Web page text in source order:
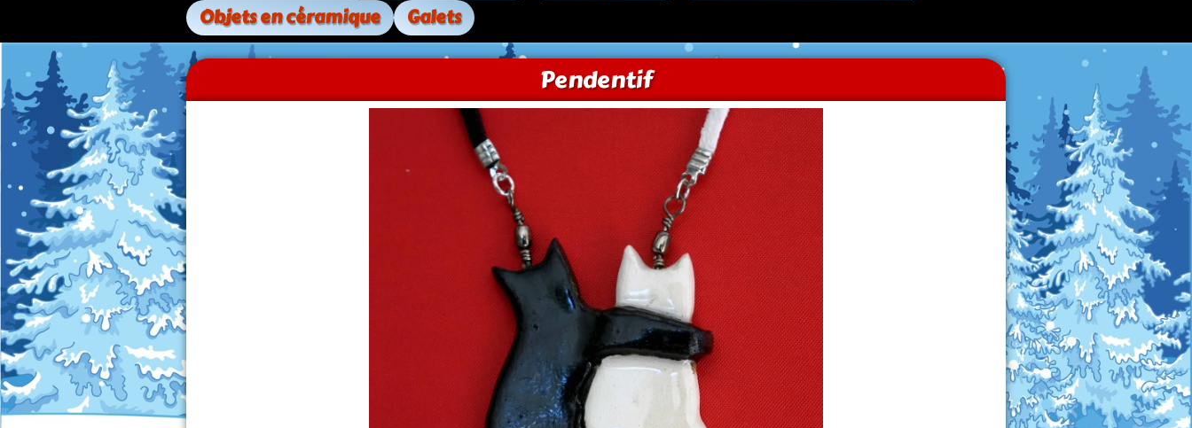
Objets en céramique
Galets
Pendentif